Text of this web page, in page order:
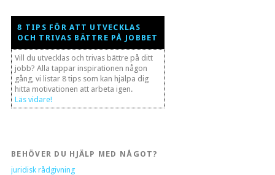
8 TIPS FÖR ATT UTVECKLAS
OCH TRIVAS BÄTTRE PÅ JOBBET
Vill du utvecklas och trivas bättre på ditt
jobb? Alla tappar inspirationen någon
gång, vi listar 8 tips som kan hjälpa dig
hitta motivationen att arbeta igen.
Läs vidare!
BEHÖVER DU HJÄLP MED NÅGOT?
juridisk rådgivning